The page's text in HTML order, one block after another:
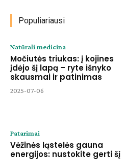
Populiariausi
Natūrali medicina
Močiutės triukas: į kojines
įdėjo šį lapą – ryte išnyko
skausmai ir patinimas
2025-07-06
Patarimai
Vėžinės ląstelės gauna
energijos: nustokite gerti šį